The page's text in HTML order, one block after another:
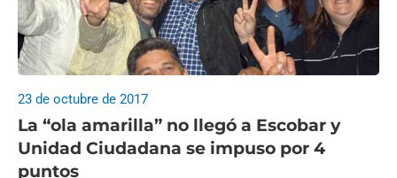
La “ola amarilla” no llegó a Escobar y
Unidad Ciudadana se impuso por 4
puntos
23 de octubre de 2017